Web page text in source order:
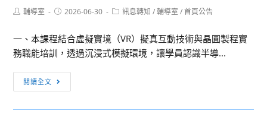
學
合
學
試
開
Post輔導室
Post2026-06-30
Post訊息轉知 / 輔導室 / 首頁公告
一、本課程結合虛擬實境（VR）擬真互動技術與晶圓製程實
務職能培訓，透過沉浸式模擬環境，讓學員認識半導...
閱讀全文
息
轉